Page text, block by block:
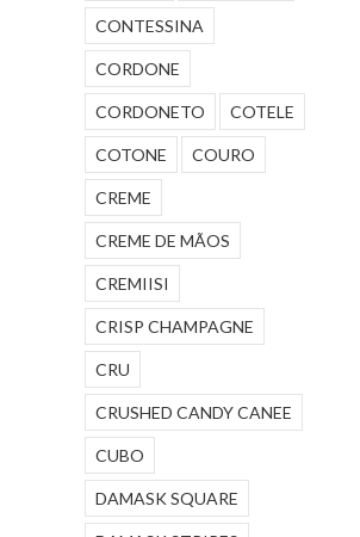
CONTESSINA
CORDONE
CORDONETO COTELE
COTONE COURO
CREME
CREME DE MÃOS
CREMIISI
CRISP CHAMPAGNE
CRU
CRUSHED CANDY CANEE
CUBO
DAMASK SQUARE